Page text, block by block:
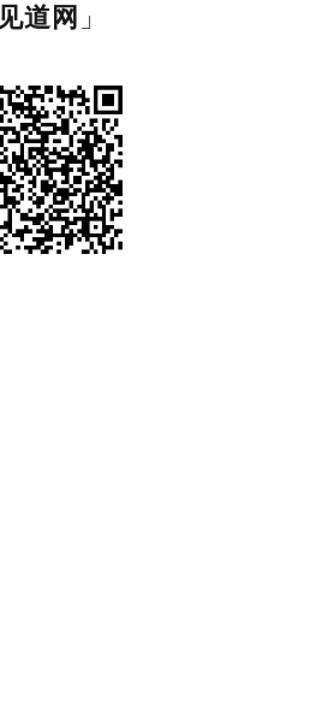
见道网 」